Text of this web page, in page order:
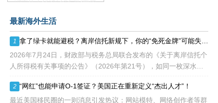
额占全球移民签证配额的
28.6%，即大约4万个移民
签证，都会用于满足"优
先"移民类别的申请。EB1A
不需要雇主支持、不用办理
等的限制，所以也愈来愈受
到中国杰出人才的青睐。
最新海外生活
1
拿了绿卡就能避税？离岸信托新规下，你的“免死金牌”可能失效了！
2026年7月24日，财政部与税务总局联合发布的《关于离岸信托个
人所得税有关事项的公告》（2026年第21号），如同一枚深水炸
家税务总局配套发
2 “网红”也能申请O-1签证？美国正在重新定义“杰出人才”！
最近美国移民圈的一则消息引发热议：网站模特、网络创作者等群